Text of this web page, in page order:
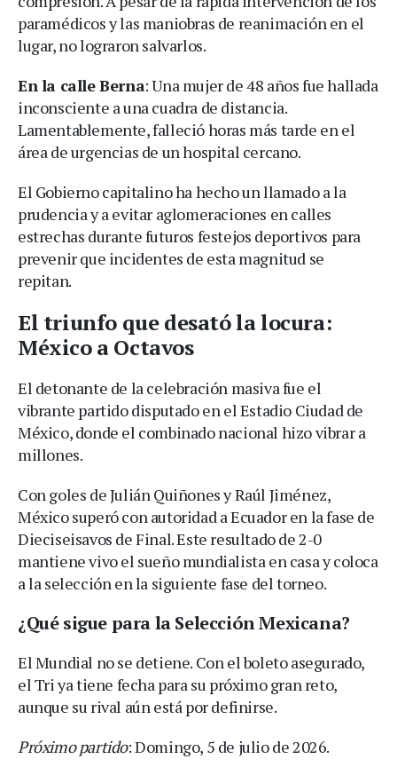
paramédicos y las maniobras de reanimación en el
lugar, no lograron salvarlos.
En la calle Berna: Una mujer de 48 años fue hallada
inconsciente a una cuadra de distancia.
Lamentablemente, falleció horas más tarde en el
área de urgencias de un hospital cercano.
El Gobierno capitalino ha hecho un llamado a la
prudencia y a evitar aglomeraciones en calles
estrechas durante futuros festejos deportivos para
prevenir que incidentes de esta magnitud se
repitan.
El triunfo que desató la locura:
México a Octavos
El detonante de la celebración masiva fue el
vibrante partido disputado en el Estadio Ciudad de
México, donde el combinado nacional hizo vibrar a
millones.
Con goles de Julián Quiñones y Raúl Jiménez,
México superó con autoridad a Ecuador en la fase de
Dieciseisavos de Final. Este resultado de 2-0
mantiene vivo el sueño mundialista en casa y coloca
a la selección en la siguiente fase del torneo.
¿Qué sigue para la Selección Mexicana?
El Mundial no se detiene. Con el boleto asegurado,
el Tri ya tiene fecha para su próximo gran reto,
aunque su rival aún está por definirse.
Próximo partido: Domingo, 5 de julio de 2026.